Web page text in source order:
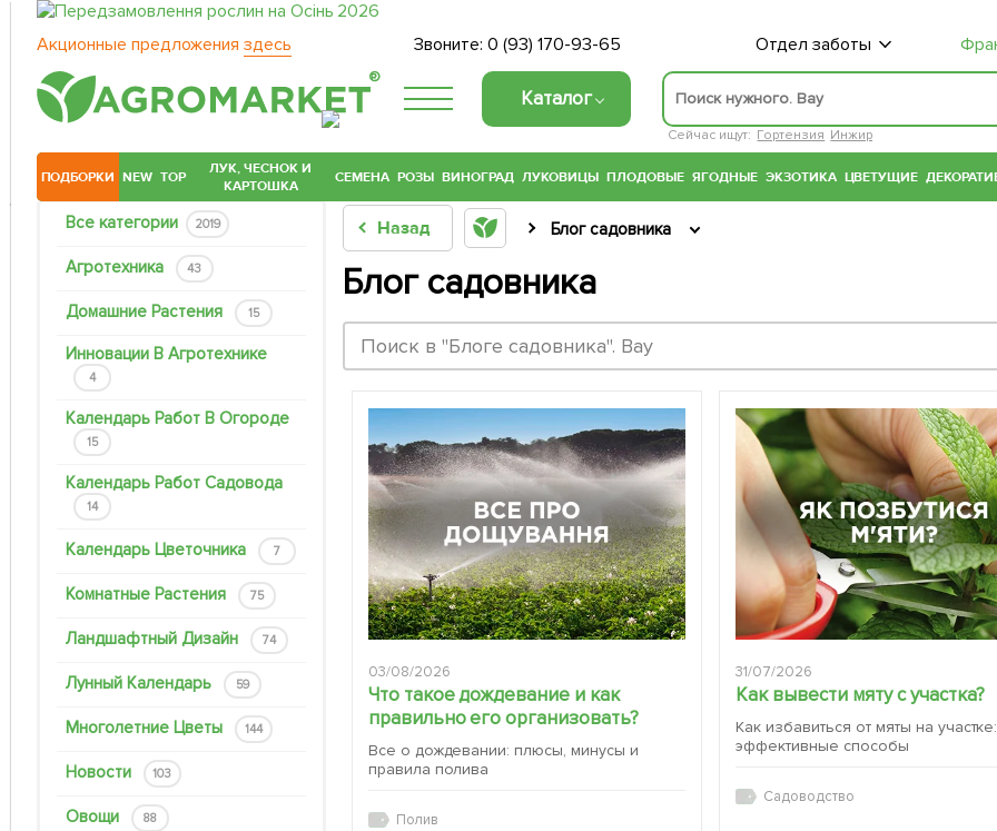
Акционные предложения здесь Звоните:0 (93) 170-93-65 Отдел заботы
®
Каталог
Сейчас ищут: Гортензия Инжир
ПОДБОРКИ NEW TOP
ЛУК, ЧЕСНОК И
КАРТОШКА
СЕМЕНА РОЗЫ ВИНОГРАД ЛУКОВИЦЫ ПЛОДОВЫЕ ЯГОДНЫЕ ЭКЗОТИКА ЦВЕТУЩИЕ
Все категории 2019
Агротехника 43
Домашние Растения 15
Инновации В Агротехнике
4
Календарь Работ В Огороде
15
Календарь Работ Садовода
14
Календарь Цветочника 7
Комнатные Растения 75
Ландшафтный Дизайн 74
Лунный Календарь 59
Многолетние Цветы 144
Новости 103
Овощи 88
Назад Блог садовника
Блог садовника
03/08/2026
Что такое дождевание и как
правильно его организовать?
Все о дождевании: плюсы, минусы и
правила полива
Полив
31/07/2026
Как вывести мяту с участка?
Как избавиться от мяты на участке:
эффективные способы
Садоводство